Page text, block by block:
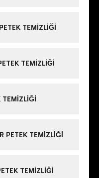
TEMIZLIĞI
TEMIZLIĞI
TEMIZLIĞI
PETEK TEMIZLIĞI
TEMIZLIĞI